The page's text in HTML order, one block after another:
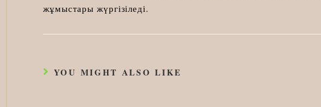
жұмыстары жүргізіледі.
YOU MIGHT ALSO LIKE